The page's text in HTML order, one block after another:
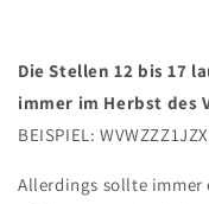
Die Stellen 12 bis 17
immer im Herbst des
BEISPIEL:
Allerdings sollte immer